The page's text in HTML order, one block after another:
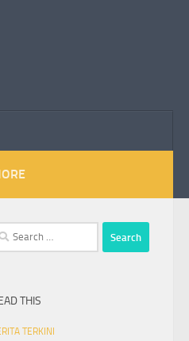
THIS
TERKINI